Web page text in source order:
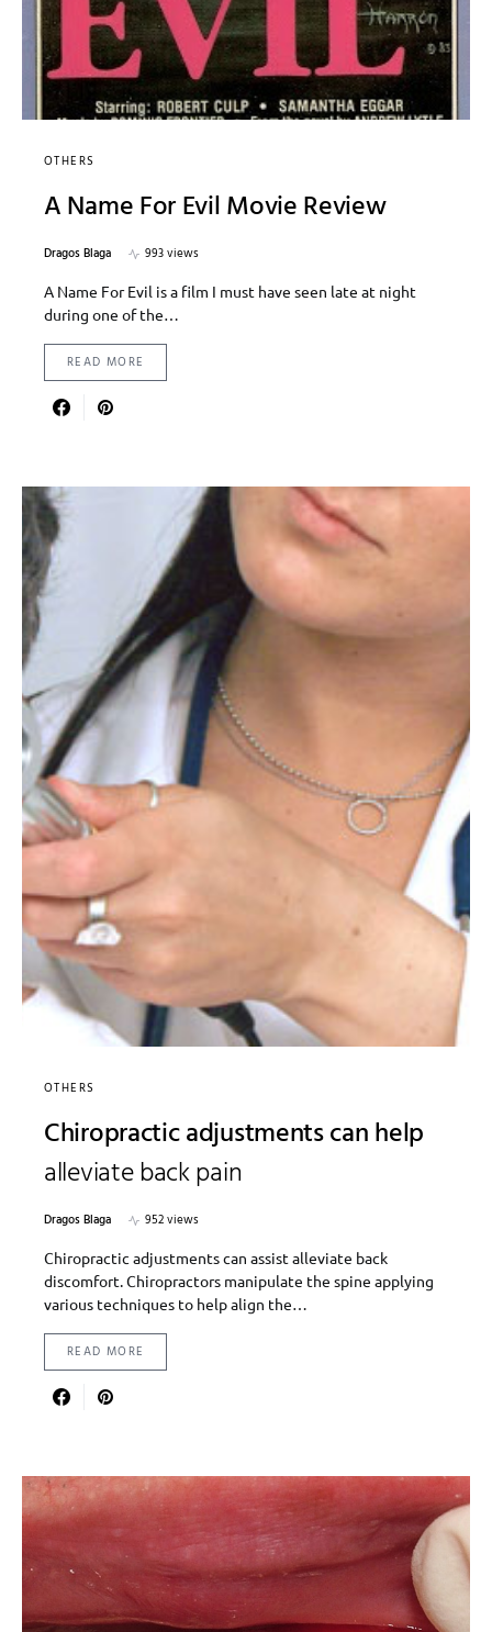
OTHERS
A Name For Evil Movie Review
Dragos Blaga
993 views
A Name For Evil is a film I must have seen late at night
during one of the…
READ MORE
OTHERS
Chiropractic adjustments can help
alleviate back pain
Dragos Blaga
952 views
Chiropractic adjustments can assist alleviate back
discomfort. Chiropractors manipulate the spine applying
various techniques to help align the…
READ MORE